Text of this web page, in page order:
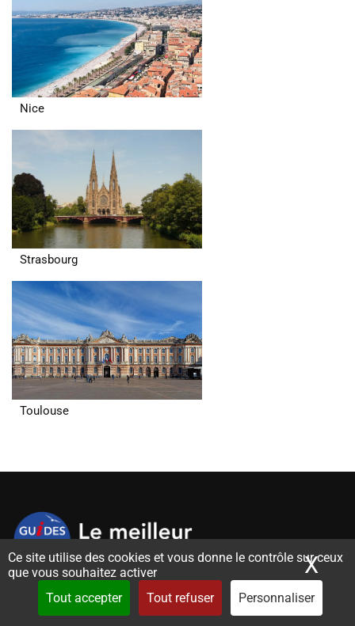
Ce site utilise des cookies et vous donne le contrôle sur ceux
que vous souhaitez activer
Tout accepter
Tout refuser Personnaliser
X
Nice
Strasbourg
Toulouse
Le meilleur de la France vous est offert par une équipe de
professionnels réactifs, connaissant leurs territoires et qui